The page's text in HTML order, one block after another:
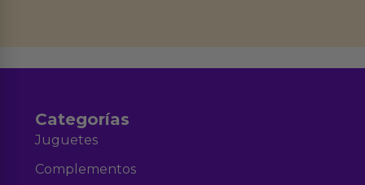
Categorías
Juguetes
Complementos